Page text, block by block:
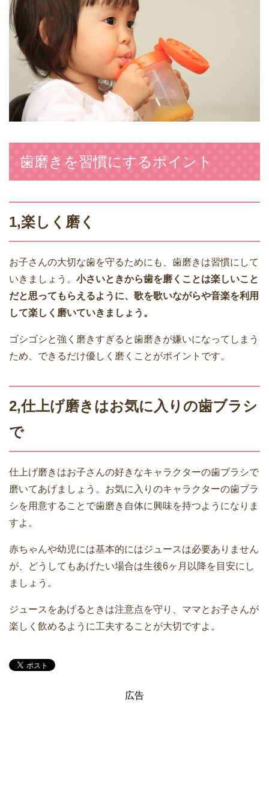
歯磨きを習慣にするポイント
1,楽しく磨く
お子さんの大切な歯を守るためにも、歯磨きは習慣にして
いきましょう。 小さいときから歯を磨くことは楽しいこと
だと思ってもらえるように、歌を歌いながらや音楽を利用
して楽しく磨いていきましょう。
ゴシゴシと強く磨きすぎると歯磨きが嫌いになってしまう
ため、できるだけ優しく磨くことがポイントです。
2,仕上げ磨きはお気に入りの歯ブラシ
で
仕上げ磨きはお子さんの好きなキャラクターの歯ブラシで
磨いてあげましょう。お気に入りのキャラクターの歯ブラ
シを用意することで歯磨き自体に興味を持つようになりま
すよ。
赤ちゃんや幼児には基本的にはジュースは必要ありません
が、どうしてもあげたい場合は生後6ヶ月以降を目安にし
ましょう。
ジュースをあげるときは注意点を守り、ママとお子さんが
楽しく飲めるように工夫することが大切ですよ。
広告